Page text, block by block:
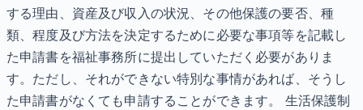
する理由、資産及び収入の状況、その他保護の要否、種
類、程度及び方法を決定するために必要な事項等を記載し
た申請書を福祉事務所に提出していただく必要がありま
す。ただし、それができない特別な事情があれば、そうし
た申請書がなくても申請することができます。 生活保護制